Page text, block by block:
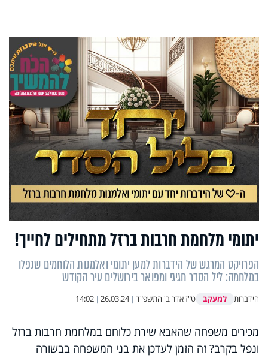
יתומי מלחמת חרבות ברזל מתחילים לחייך!
הפרויקט המרגש של הידברות למען יתומי ואלמנות הלוחמים שנפלו
במלחמה: ליל הסדר חגיגי ומפואר בירושלים עיר הקודש
הידברות למעקב ט"ז אדר ב' התשפ"ד |
26.03.24
|
14:02
מכירים משפחה שהאבא שירת כלוחם במלחמת חרבות ברזל
ונפל בקרב? זה הזמן לעדכן את בני המשפחה בבשורה